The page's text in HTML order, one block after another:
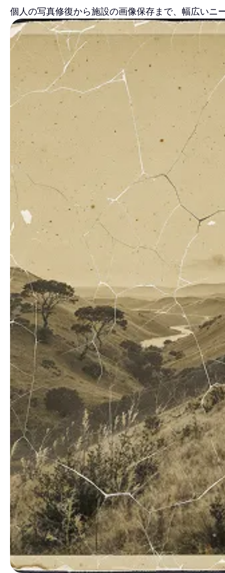
個人の写真修復から施設の画像保存まで、幅広いニ